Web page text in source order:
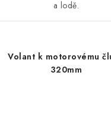
a lodě.
Volant k motorovému
320mm